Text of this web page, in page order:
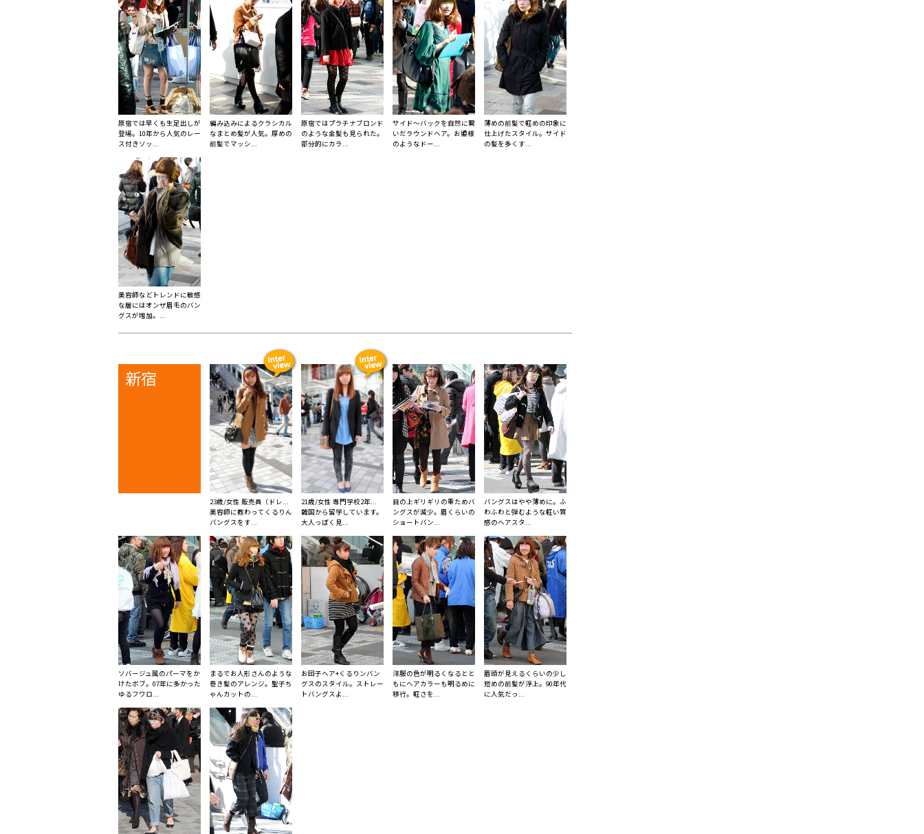
原宿では早くも生足出しが
登場。10年から人気のレー
ス付きソッ...
編み込みによるクラシカル
なまとめ髪が人気。厚めの
前髪でマッシ...
原宿ではプラチナブロンド
のような金髪も見られた。
部分的にカラ...
サイド〜バックを自然に繋
いだラウンドヘア。お姫様
のようなドー...
薄めの前髪で軽めの印象に
仕上げたスタイル。サイド
の髪を多くす...
美容師などトレンドに敏感
な層にはオンザ眉毛のバン
グスが増加。...
新宿
23歳/女性 販売員（ドレ...
美容師に教わってくるりん
バングスをす...
21歳/女性 専門学校2年...
韓国から留学しています。
大人っぽく見...
目の上ギリギリの重ためバ
ングスが減少。眉くらいの
ショートバン...
バングスはやや薄めに。ふ
わふわと弾むような軽い質
感のヘアスタ...
ソバージュ風のパーマをか
けたボブ。07年に多かった
ゆるフワロ...
まるでお人形さんのような
巻き髪のアレンジ。聖子ち
ゃんカットの...
お団子ヘア+くるりンバン
グスのスタイル。ストレー
トバングスよ...
洋服の色が明るくなるとと
もにヘアカラーも明るめに
移行。軽さを...
眉頭が見えるくらいの少し
短めの前髪が浮上。90年代
に人気だっ...